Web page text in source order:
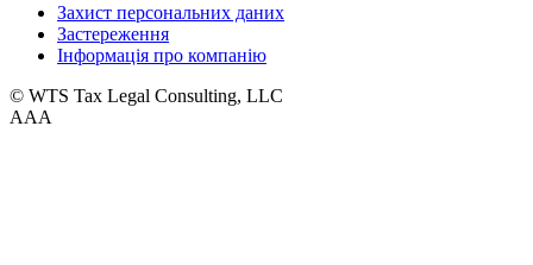
Захист персональних даних
Застереження
Інформація про компанію
© WTS Tax Legal Consulting, LLC
AAA